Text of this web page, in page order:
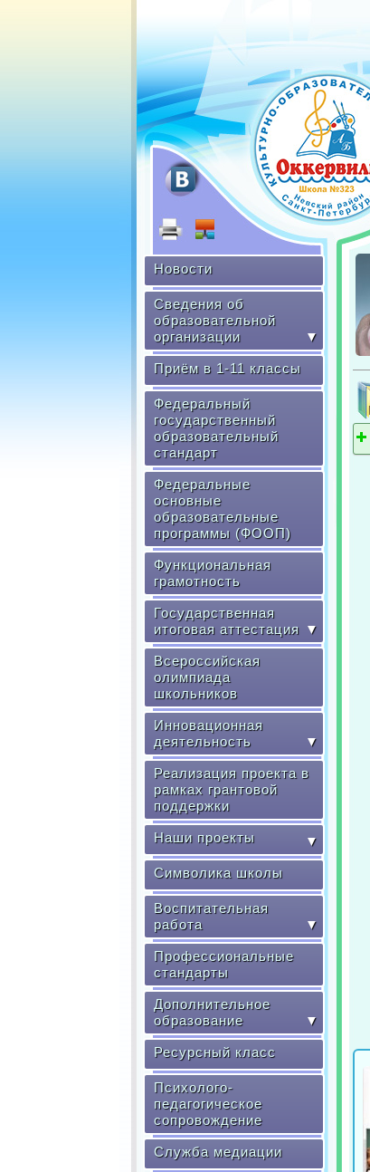
Новости
Сведения об
образовательной
организации
▼
Приём в 1-11 классы
Федеральный
государственный
образовательный
стандарт
Федеральные
основные
образовательные
программы (ФООП)
Функциональная
грамотность
Государственная
итоговая аттестация ▼
Всероссийская
олимпиада
школьников
Инновационная
деятельность
▼
Реализация проекта в
рамках грантовой
поддержки
Наши проекты ▼
Символика школы
Воспитательная
работа
▼
Профессиональные
стандарты
Дополнительное
образование
▼
Ресурсный класс
Психолого-
педагогическое
сопровождение
Служба медиации